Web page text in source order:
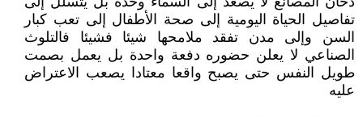
تفاصيل الحياة اليومية إلى صحة الأطفال إلى تعب كبار
السن وإلى مدن تفقد ملامحها شيئا فشيئا فالتلوث
الصناعي لا يعلن حضوره دفعة واحدة بل يعمل بصمت
طويل النفس حتى يصبح واقعا معتادا يصعب الاعتراض
عليه